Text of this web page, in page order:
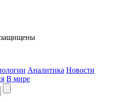
защищены
Аналитика Новости
В мире